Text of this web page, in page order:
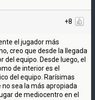
+8
el jugador más
creo que desde la llegada
equipo. Desde luego, el
de interior es el
del equipo. Rarísimas
sea la más apropiada
de mediocentro en el